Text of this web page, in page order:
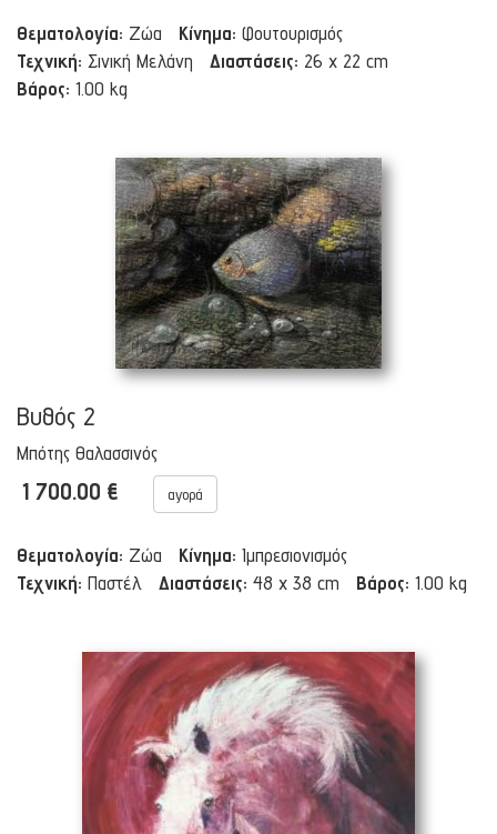
Θεματολογία: Ζώα Κίνημα: Φουτουρισμός
Τεχνική: Σινική Μελάνη Διαστάσεις: 26 x 22 cm
Βάρος: 1.00 kg
Βυθός 2
Μπότης Θαλασσινός
1 700.00 € αγορά
Θεματολογία: Ζώα Κίνημα: Ιμπρεσιονισμός
Τεχνική: Παστέλ Διαστάσεις: 48 x 38 cm Βάρος: 1.00 kg